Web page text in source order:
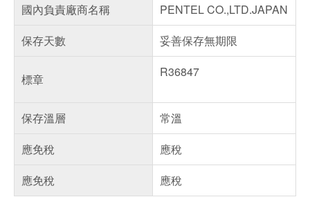
國內負責廠商名稱
PENTEL CO.,LTD.JAPAN
保存天數
妥善保存無期限
標章 R36847
保存溫層
常溫
應免稅
應稅
應免稅
應稅